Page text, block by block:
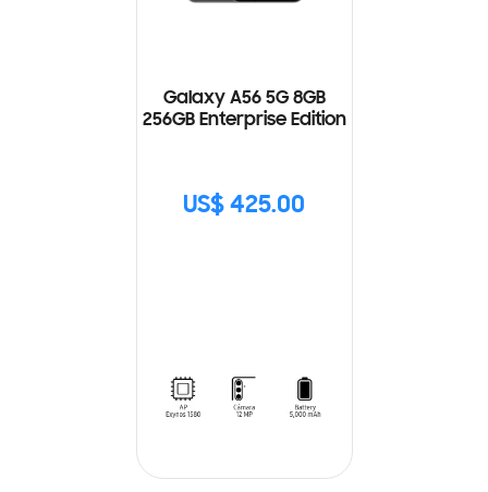
Galaxy A56 5G 8GB
256GB Enterprise Edition
US$ 425.00